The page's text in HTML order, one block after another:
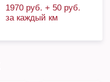
1970 руб. + 50 руб.
за каждый км